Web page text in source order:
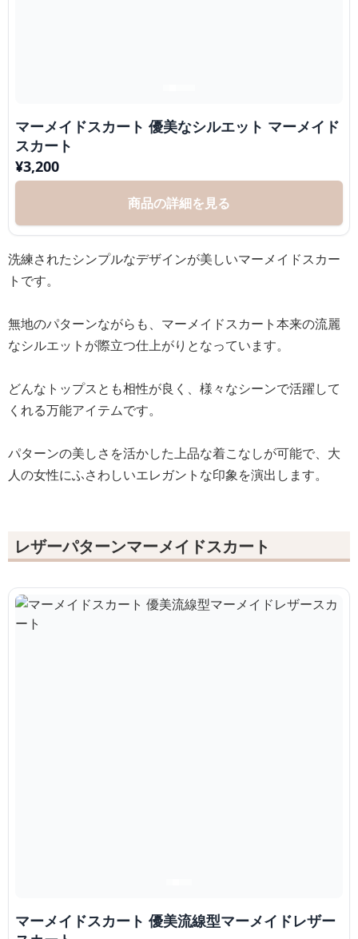
マーメイドスカート 優美なシルエット マーメイド
スカート
¥3,200
商品の詳細を見る
洗練されたシンプルなデザインが美しいマーメイドスカー
トです。
無地のパターンながらも、マーメイドスカート本来の流麗
なシルエットが際立つ仕上がりとなっています。
どんなトップスとも相性が良く、様々なシーンで活躍して
くれる万能アイテムです。
パターンの美しさを活かした上品な着こなしが可能で、大
人の女性にふさわしいエレガントな印象を演出します。
レザーパターンマーメイドスカート
マーメイドスカート 優美流線型マーメイドレザー